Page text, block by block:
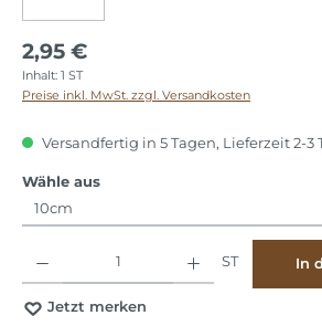
2,95 €
Inhalt: 1 ST
Preise inkl. MwSt. zzgl. Versandkosten
Versandfertig in 5 Tagen, Lieferzeit 2-3
Wähle ausauswählen
ST In
Jetzt merken